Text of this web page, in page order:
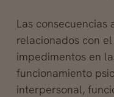
Las consecuencias
relacionados con
impedimentos en
funcionamiento
interpersonal,